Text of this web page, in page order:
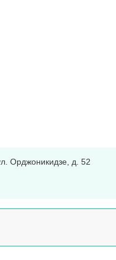
Орджоникидзе, д. 52